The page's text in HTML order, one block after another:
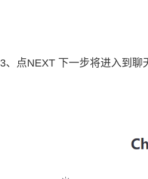
3、点NEXT 下一步将进入到聊